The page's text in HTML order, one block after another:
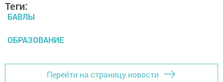
Теги:
БАВЛЫ
ОБРАЗОВАНИЕ
Перейти на страницу новости